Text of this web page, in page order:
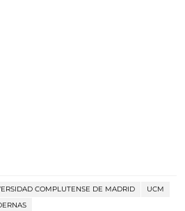
COMPLUTENSE DE MADRID
UCM